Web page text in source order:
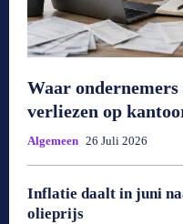
Waar
verliezen op
Algemeen 26 Juli 2026
Inflatie daalt in juni
olieprijs